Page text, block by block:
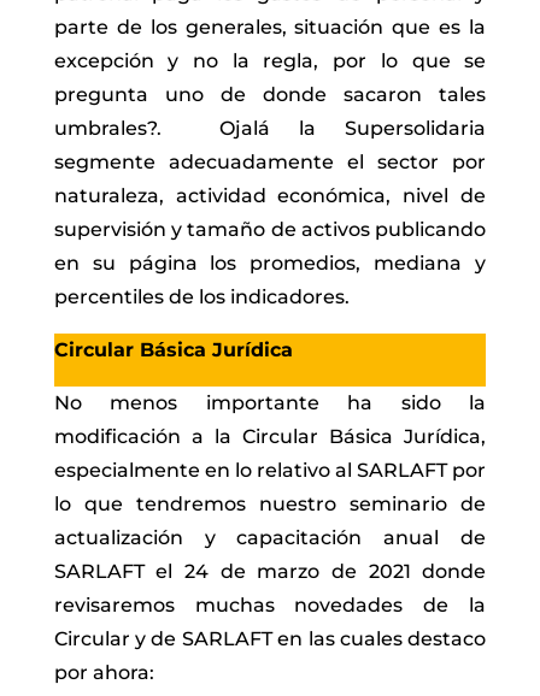
parte de los generales, situación que es la
excepción y no la regla, por lo que se
pregunta uno de donde sacaron tales
umbrales?. Ojalá la Supersolidaria
segmente adecuadamente el sector por
naturaleza, actividad económica, nivel de
supervisión y tamaño de activos publicando
en su página los promedios, mediana y
percentiles de los indicadores.
Circular Básica Jurídica
No menos importante ha sido la
modificación a la Circular Básica Jurídica,
especialmente en lo relativo al SARLAFT por
lo que tendremos nuestro seminario de
actualización y capacitación anual de
SARLAFT el 24 de marzo de 2021 donde
revisaremos muchas novedades de la
Circular y de SARLAFT en las cuales destaco
por ahora: